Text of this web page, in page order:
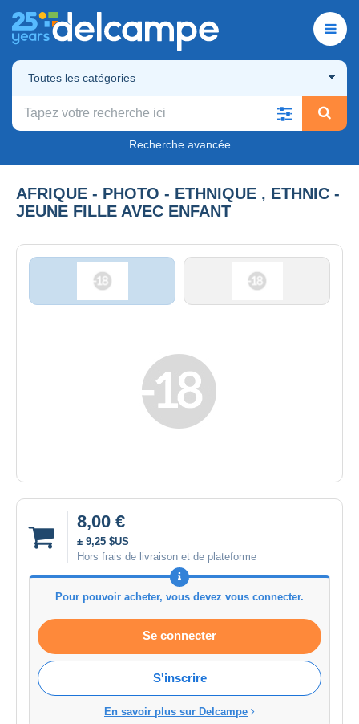
Toutes les catégories
Recherche avancée
AFRIQUE - PHOTO - ETHNIQUE , ETHNIC -
JEUNE FILLE AVEC ENFANT
8,00 €
± 9,25 $US
Hors frais de livraison et de plateforme
Pour pouvoir acheter, vous devez vous connecter.
Se connecter
S'inscrire
En savoir plus sur Delcampe